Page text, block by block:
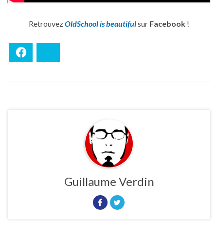
RetrouvezOldSchool is beautifulsur Facebook !
Guillaume Verdin